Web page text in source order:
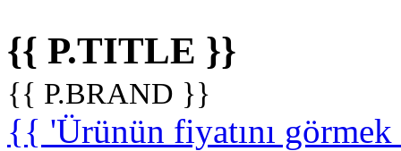
{{ P.TITLE }}
{{ P.BRAND }}
{{ 'Ürünün fiyatını